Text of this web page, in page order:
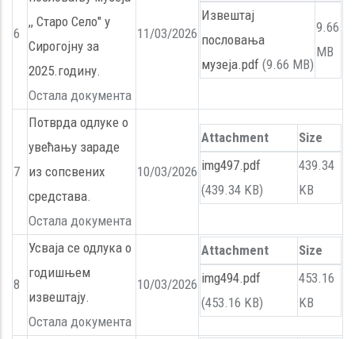
6
,, Старо Село" у
Сирогојну за
2025.годину.
Остала документа
11/03/2026
Извештај
пословања
музеја.pdf (9.66 MB)
9.66
MB
7
Потврда одлуке о
увећању зараде
из сопсвених
средстава.
Остала документа
10/03/2026
Attachment
Size
img497.pdf
(439.34 KB)
439.34
KB
8
Усваја се одлука о
годишњем
извештају.
Остала документа
10/03/2026
Attachment
Size
img494.pdf
(453.16 KB)
453.16
KB